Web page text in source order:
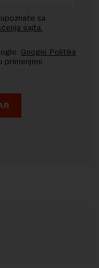
sa
sajta.
Google Politika
primenjeni.